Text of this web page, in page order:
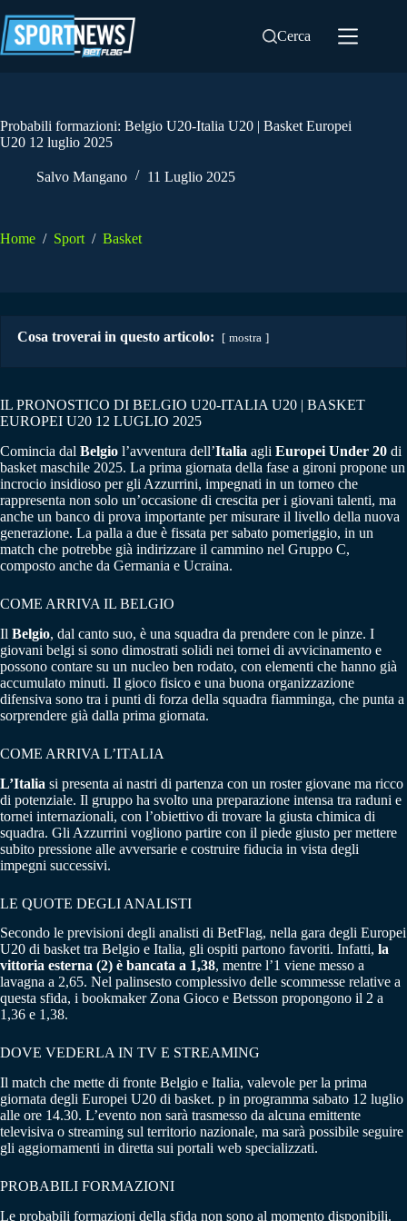
al
contenuto
Cerca
Probabili formazioni: Belgio U20-Italia U20 | Basket Europei
U20 12 luglio 2025
Salvo Mangano 11 Luglio 2025
Home / Sport / Basket
Cosa troverai in questo articolo: mostra
IL PRONOSTICO DI BELGIO U20-ITALIA U20 | BASKET
EUROPEI U20 12 LUGLIO 2025
Comincia dal Belgio l’avventura dell’Italia agli Europei Under 20 di
basket maschile 2025. La prima giornata della fase a gironi propone un
incrocio insidioso per gli Azzurrini, impegnati in un torneo che
rappresenta non solo un’occasione di crescita per i giovani talenti, ma
anche un banco di prova importante per misurare il livello della nuova
generazione. La palla a due è fissata per sabato pomeriggio, in un
match che potrebbe già indirizzare il cammino nel Gruppo C,
composto anche da Germania e Ucraina.
COME ARRIVA IL BELGIO
Il Belgio, dal canto suo, è una squadra da prendere con le pinze. I
giovani belgi si sono dimostrati solidi nei tornei di avvicinamento e
possono contare su un nucleo ben rodato, con elementi che hanno già
accumulato minuti. Il gioco fisico e una buona organizzazione
difensiva sono tra i punti di forza della squadra fiamminga, che punta a
sorprendere già dalla prima giornata.
COME ARRIVA L’ITALIA
L’Italia si presenta ai nastri di partenza con un roster giovane ma ricco
di potenziale. Il gruppo ha svolto una preparazione intensa tra raduni e
tornei internazionali, con l’obiettivo di trovare la giusta chimica di
squadra. Gli Azzurrini vogliono partire con il piede giusto per mettere
subito pressione alle avversarie e costruire fiducia in vista degli
impegni successivi.
LE QUOTE DEGLI ANALISTI
Secondo le previsioni degli analisti di BetFlag, nella gara degli Europei
U20 di basket tra Belgio e Italia, gli ospiti partono favoriti. Infatti, la
vittoria esterna (2) è bancata a 1,38, mentre l’1 viene messo a
lavagna a 2,65. Nel palinsesto complessivo delle scommesse relative a
questa sfida, i bookmaker Zona Gioco e Betsson propongono il 2 a
1,36 e 1,38.
DOVE VEDERLA IN TV E STREAMING
Il match che mette di fronte Belgio e Italia, valevole per la prima
giornata degli Europei U20 di basket. p in programma sabato 12 luglio
alle ore 14.30. L’evento non sarà trasmesso da alcuna emittente
televisiva o streaming sul territorio nazionale, ma sarà possibile seguire
gli aggiornamenti in diretta sui portali web specializzati.
PROBABILI FORMAZIONI
Le probabili formazioni della sfida non sono al momento disponibili.